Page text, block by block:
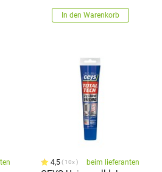
In den Warenkorb
4,5 10x beim lieferanten